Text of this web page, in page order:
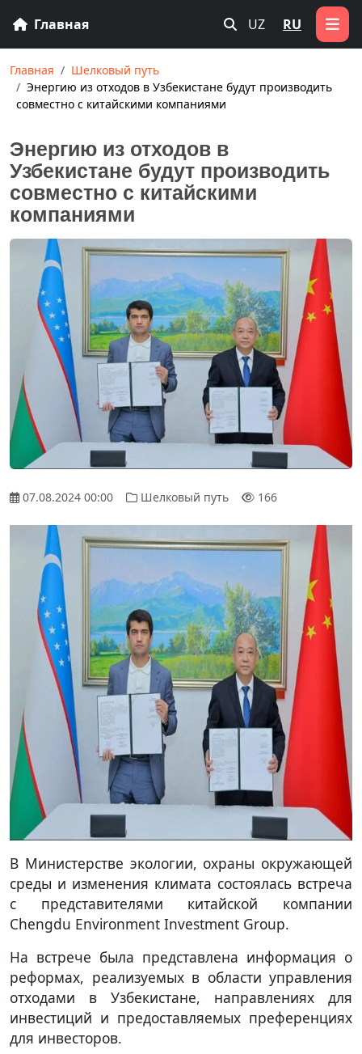
Главная UZ RU
Главная
Шелковый путь
Энергию из отходов в Узбекистане будут производить
совместно с китайскими компаниями
Энергию из отходов в
Узбекистане будут производить
совместно с китайскими
компаниями
07.08.2024 00:00 Шелковый путь 166
В Министерстве экологии, охраны окружающей
среды и изменения климата состоялась встреча
с представителями китайской компании
Chengdu Environment Investment Group.
На встрече была представлена информация о
реформах, реализуемых в области управления
отходами в Узбекистане, направлениях для
инвестиций и предоставляемых преференциях
для инвесторов.